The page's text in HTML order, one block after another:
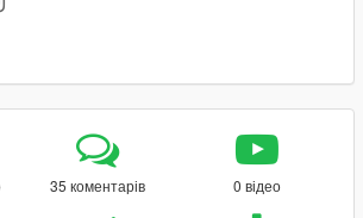
35 коментарів 0 відео